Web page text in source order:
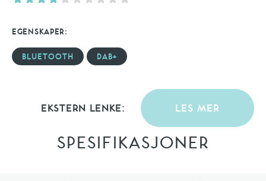
EGENSKAPER:
BLUETOOTH DAB+
EKSTERN LENKE: LES MER
SPESIFIKASJONER